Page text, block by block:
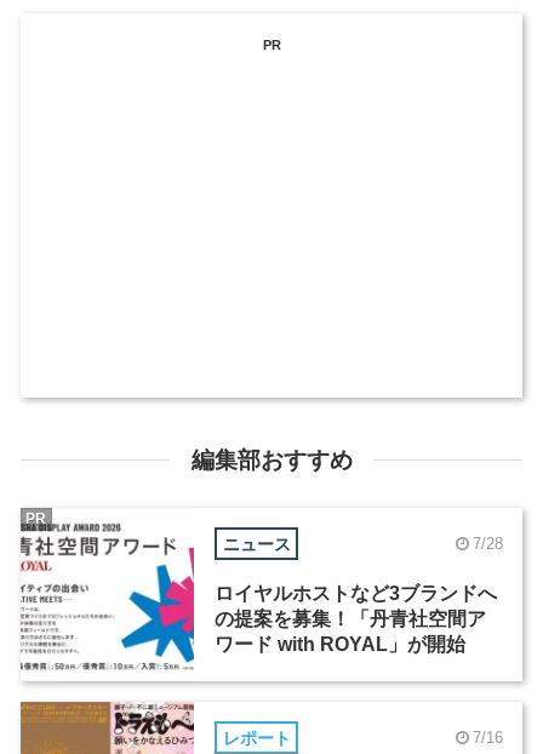
PR
編集部おすすめ
ニュース 7/28
ロイヤルホストなど3ブランドへ
の提案を募集！「丹青社空間ア
ワード with ROYAL」が開始
PR
レポート 7/16